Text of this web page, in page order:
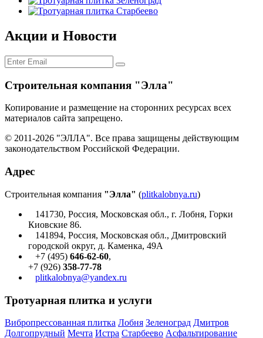
Акции и Новости
Строительная компания "Элла"
Копирование и размещение на сторонних ресурсах всех
материалов сайта запрещено.
© 2011-2026 "ЭЛЛА". Все права защищены действующим
законодательством Российской Федерации.
Адрес
Строительная компания "Элла" (plitkalobnya.ru)
141730, Россия, Московская обл., г. Лобня, Горки
Киовские 86.
141894, Россия, Московская обл., Дмитровский
городской округ, д. Каменка, 49А
+7 (495) 646-62-60,
+7 (926) 358-77-78
plitkalobnya@yandex.ru
Тротуарная плитка и услуги
Вибропрессованная плитка Лобня Зеленоград Дмитров
Долгопрудный Мечта Истра Старбеево Асфальтирование